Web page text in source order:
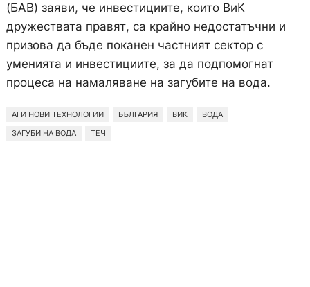
(БАВ) заяви, че инвестициите, които ВиК
дружествата правят, са крайно недостатъчни и
призова да бъде поканен частният сектор с
уменията и инвестициите, за да подпомогнат
процеса на намаляване на загубите на вода.
AI И НОВИ ТЕХНОЛОГИИ БЪЛГАРИЯ ВИК
ВОДА
ЗАГУБИ НА ВОДА
ТЕЧ